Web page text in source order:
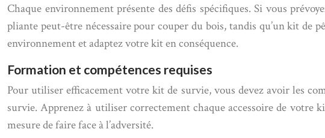
Chaque environnement présente des défis spécifiques. Si vous
pliante peut-être nécessaire pour couper du bois, tandis qu’un kit de
environnement et adaptez votre kit en conséquence.
Formation et compétences requises
Pour utiliser efficacement votre kit de survie, vous devez avoir les
survie. Apprenez à utiliser correctement chaque accessoire de votre
mesure de faire face à l’adversité.